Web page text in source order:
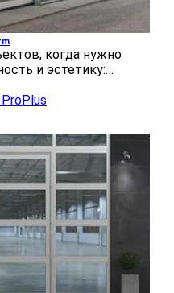
когда нужно
и эстетику:…